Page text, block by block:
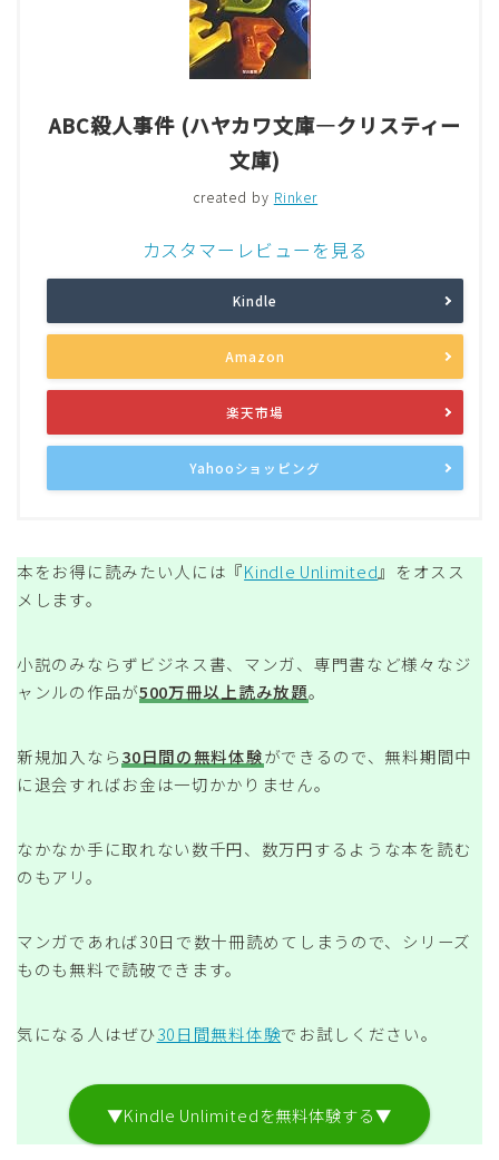
ABC殺人事件 (ハヤカワ文庫―クリスティー
文庫)
created by Rinker
カスタマーレビューを見る
Kindle
Amazon
楽天市場
Yahooショッピング
本をお得に読みたい人には『Kindle Unlimited』をオスス
メします。
小説のみならずビジネス書、マンガ、専門書など様々なジ
ャンルの作品が500万冊以上読み放題。
新規加入なら30日間の無料体験ができるので、無料期間中
に退会すればお金は一切かかりません。
なかなか手に取れない数千円、数万円するような本を読む
のもアリ。
マンガであれば30日で数十冊読めてしまうので、シリーズ
ものも無料で読破できます。
気になる人はぜひ30日間無料体験でお試しください。
▼Kindle Unlimitedを無料体験する▼